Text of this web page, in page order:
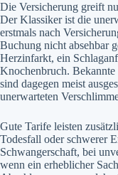
Die Versicherung greift
Der Klassiker ist die
erstmals nach
Buchung nicht absehbar
Herzinfarkt, ein
Knochenbruch.
sind dagegen meist
unerwarteten
Gute Tarife leisten
Todesfall oder schwerer
Schwangerschaft, bei
wenn ein erheblicher